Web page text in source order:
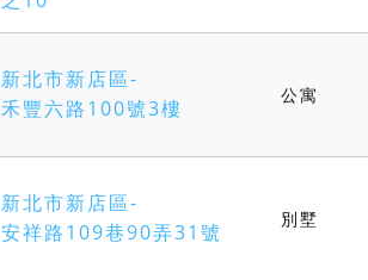
新北市新店區-
禾豐六路100號3樓
公寓
新北市新店區-
安祥路109巷90弄31號
別墅